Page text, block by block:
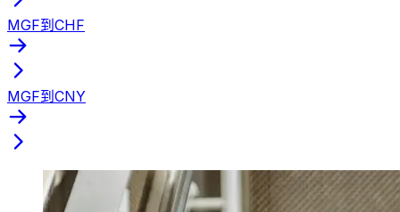
MGF到CHF
MGF到CNY